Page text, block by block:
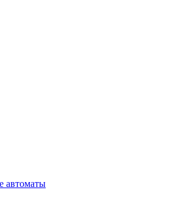
автоматы